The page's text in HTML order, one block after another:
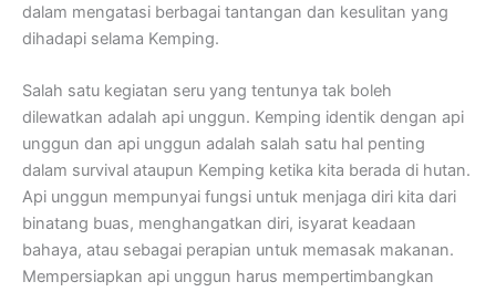
dalam mengatasi berbagai tantangan dan kesulitan yang
dihadapi selama Kemping.
Salah satu kegiatan seru yang tentunya tak boleh
dilewatkan adalah api unggun. Kemping identik dengan api
unggun dan api unggun adalah salah satu hal penting
dalam survival ataupun Kemping ketika kita berada di hutan.
Api unggun mempunyai fungsi untuk menjaga diri kita dari
binatang buas, menghangatkan diri, isyarat keadaan
bahaya, atau sebagai perapian untuk memasak makanan.
Mempersiapkan api unggun harus mempertimbangkan